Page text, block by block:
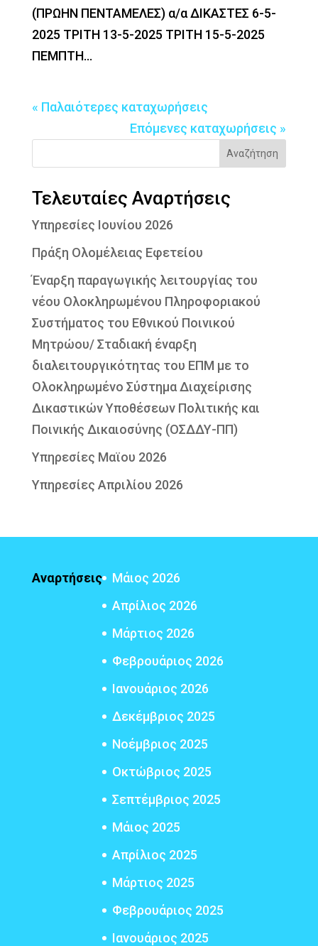
(ΠΡΩΗΝ ΠΕΝΤΑΜΕΛΕΣ) α/α ΔΙΚΑΣΤΕΣ 6-5-
2025 ΤΡΙΤΗ 13-5-2025 ΤΡΙΤΗ 15-5-2025
ΠΕΜΠΤΗ...
« Παλαιότερες καταχωρήσεις
Επόμενες καταχωρήσεις »
Αναζήτηση
Τελευταίες Αναρτήσεις
Υπηρεσίες Ιουνίου 2026
Πράξη Ολομέλειας Εφετείου
Έναρξη παραγωγικής λειτουργίας του
νέου Ολοκληρωμένου Πληροφοριακού
Συστήματος του Εθνικού Ποινικού
Μητρώου/ Σταδιακή έναρξη
διαλειτουργικότητας του ΕΠΜ με το
Ολοκληρωμένο Σύστημα Διαχείρισης
Δικαστικών Υποθέσεων Πολιτικής και
Ποινικής Δικαιοσύνης (ΟΣΔΔΥ-ΠΠ)
Υπηρεσίες Μαϊου 2026
Υπηρεσίες Απριλίου 2026
Αναρτήσεις
Μάιος 2026
Απρίλιος 2026
Μάρτιος 2026
Φεβρουάριος 2026
Ιανουάριος 2026
Δεκέμβριος 2025
Νοέμβριος 2025
Οκτώβριος 2025
Σεπτέμβριος 2025
Μάιος 2025
Απρίλιος 2025
Μάρτιος 2025
Φεβρουάριος 2025
Ιανουάριος 2025